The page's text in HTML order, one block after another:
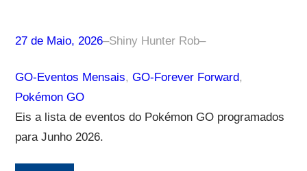
27 de Maio, 2026–Shiny Hunter Rob–
GO-Eventos Mensais, GO-Forever Forward
Pokémon GO
Eis a lista de eventos do Pokémon GO programados
para Junho 2026.